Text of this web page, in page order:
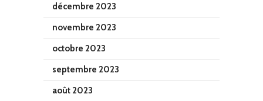
décembre 2023
novembre 2023
octobre 2023
septembre 2023
août 2023